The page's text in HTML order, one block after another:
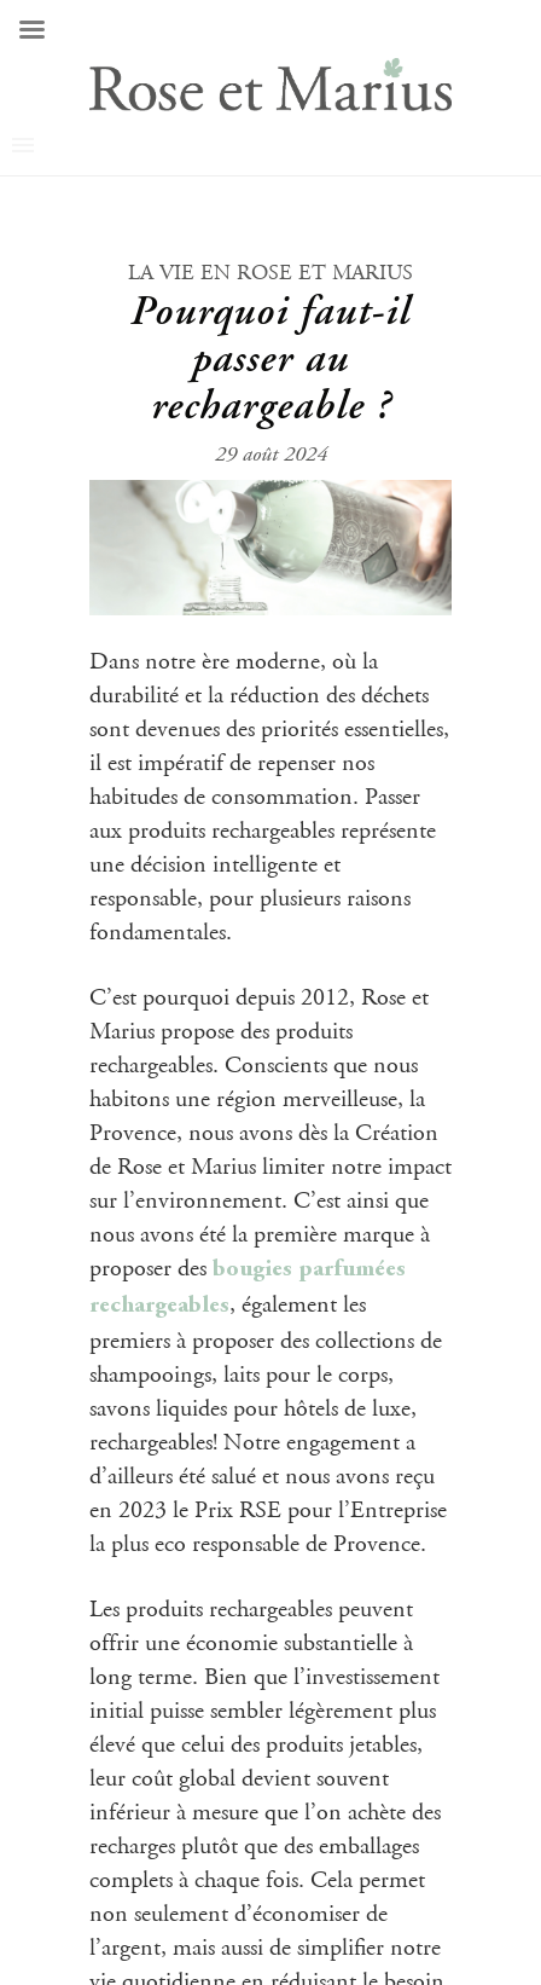
LA VIE EN ROSE ET MARIUS
Pourquoi faut-il
passer au
rechargeable ?
29 août 2024
Dans notre ère moderne, où la
durabilité et la réduction des déchets
sont devenues des priorités essentielles,
il est impératif de repenser nos
habitudes de consommation. Passer
aux produits rechargeables représente
une décision intelligente et
responsable, pour plusieurs raisons
fondamentales.
C’est pourquoi depuis 2012, Rose et
Marius propose des produits
rechargeables. Conscients que nous
habitons une région merveilleuse, la
Provence, nous avons dès la Création
de Rose et Marius limiter notre impact
sur l’environnement. C’est ainsi que
nous avons été la première marque à
proposer des bougies parfumées
rechargeables, également les
premiers à proposer des collections de
shampooings, laits pour le corps,
savons liquides pour hôtels de luxe,
rechargeables! Notre engagement a
d’ailleurs été salué et nous avons reçu
en 2023 le Prix RSE pour l’Entreprise
la plus eco responsable de Provence.
Les produits rechargeables peuvent
offrir une économie substantielle à
long terme. Bien que l’investissement
initial puisse sembler légèrement plus
élevé que celui des produits jetables,
leur coût global devient souvent
inférieur à mesure que l’on achète des
recharges plutôt que des emballages
complets à chaque fois. Cela permet
non seulement d’économiser de
l’argent, mais aussi de simplifier notre